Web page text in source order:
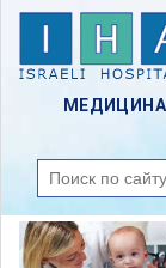
Skip
content
поиск